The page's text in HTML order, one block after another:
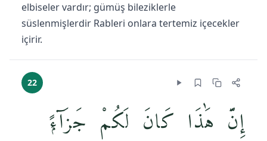
elbiseler vardır; gümüş bileziklerle
süslenmişlerdir Rableri onlara tertemiz içecekler
içirir.
22
إِنَّ هَٰذَا كَانَ لَكُمْ جَزَآءًۭ